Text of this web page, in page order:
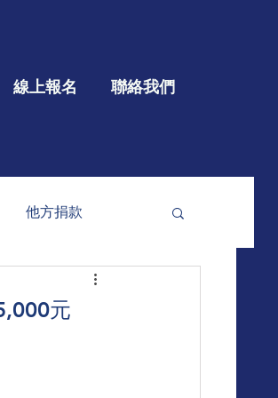
線上報名 聯絡我們
他方捐款
大型公益
元